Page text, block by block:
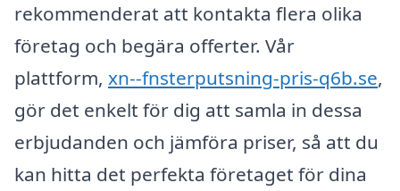
rekommenderat att kontakta flera olika
företag och begära offerter. Vår
plattform, xn--fnsterputsning-pris-q6b.se,
gör det enkelt för dig att samla in dessa
erbjudanden och jämföra priser, så att du
kan hitta det perfekta företaget för dina